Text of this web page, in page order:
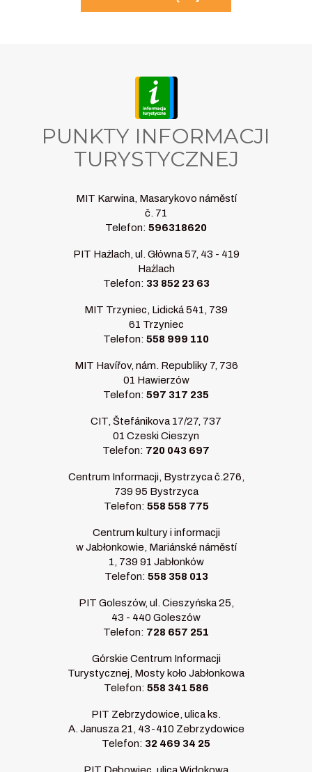
PUNKTY INFORMACJI
TURYSTYCZNEJ
MIT Karwina, Masarykovo náměstí
č. 71
Telefon: 596318620
PIT Hażlach, ul. Główna 57, 43 - 419
Hażlach
Telefon: 33 852 23 63
MIT Trzyniec, Lidická 541, 739
61 Trzyniec
Telefon: 558 999 110
MIT Havířov, nám. Republiky 7, 736
01 Hawierzów
Telefon: 597 317 235
CIT, Štefánikova 17/27, 737
01 Czeski Cieszyn
Telefon: 720 043 697
Centrum Informacji, Bystrzyca č.276,
739 95 Bystrzyca
Telefon: 558 558 775
Centrum kultury i informacji
w Jabłonkowie, Mariánské náměstí
1, 739 91 Jabłonków
Telefon: 558 358 013
PIT Goleszów, ul. Cieszyńska 25,
43 - 440 Goleszów
Telefon: 728 657 251
Górskie Centrum Informacji
Turystycznej, Mosty koło Jabłonkowa
Telefon: 558 341 586
PIT Zebrzydowice, ulica ks.
A. Janusza 21, 43-410 Zebrzydowice
Telefon: 32 469 34 25